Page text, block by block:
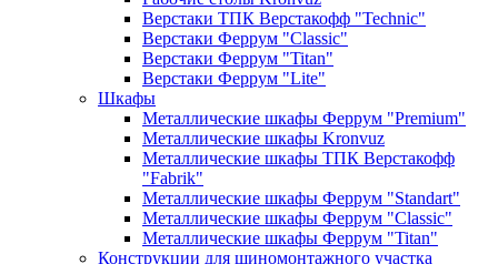
Верстаки ТПК Верстакофф "Technic"
Верстаки Феррум "Classic"
Верстаки Феррум "Titan"
Верстаки Феррум "Lite"
Шкафы
Металлические шкафы Феррум "Premium"
Металлические шкафы Kronvuz
Металлические шкафы ТПК Верстакофф
"Fabrik"
Металлические шкафы Феррум "Standart"
Металлические шкафы Феррум "Classic"
Металлические шкафы Феррум "Titan"
Конструкции для шиномонтажного участка